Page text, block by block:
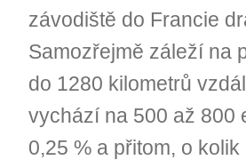
závodiště do Francie
Samozřejmě záleží na
do 1280 kilometrů
vychází na 500 až 800
0,25 % a přitom, o